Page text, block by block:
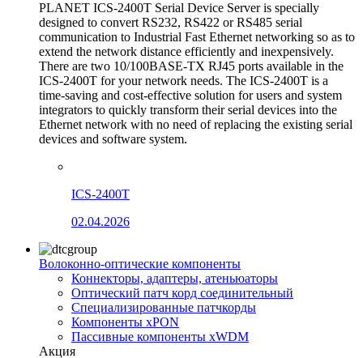
PLANET ICS-2400T Serial Device Server is specially
designed to convert RS232, RS422 or RS485 serial
communication to Industrial Fast Ethernet networking so as to
extend the network distance efficiently and inexpensively.
There are two 10/100BASE-TX RJ45 ports available in the
ICS-2400T for your network needs. The ICS-2400T is a
time-saving and cost-effective solution for users and system
integrators to quickly transform their serial devices into the
Ethernet network with no need of replacing the existing serial
devices and software system.
ICS-2400T
02.04.2026
Волоконно-оптические компоненты
Коннекторы, адаптеры, атеньюаторы
Оптический патч корд соединительный
Специализированные патчкорды
Компоненты xPON
Пассивные компоненты xWDM
Акция